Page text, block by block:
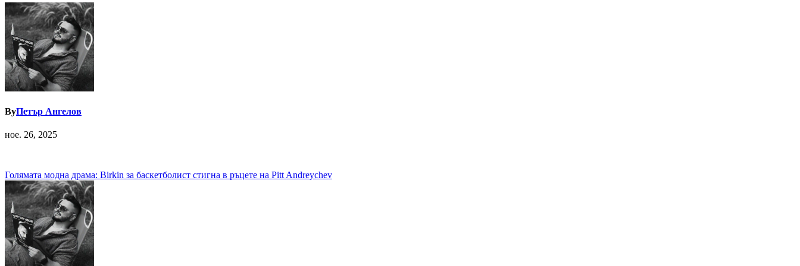
ByПетър Ангелов
ное. 26, 2025
Навигация
Голямата модна драма: Birkin за баскетболист стигна в ръцете на Pitt Andreychev